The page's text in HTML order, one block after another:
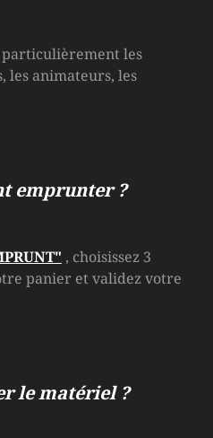
particulièrement les
les animateurs, les
emprunter ?
, choisissez 3
panier et validez votre
le matériel ?